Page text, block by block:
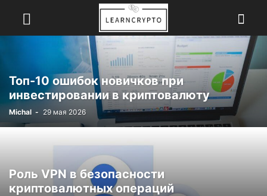
Топ-10 ошибок новичков при
инвестировании в криптовалюту
Michal - 29 мая 2026
Роль VPN в безопасности
криптовалютных операций